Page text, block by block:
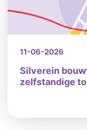
11-06-2026
Silverein
zelfstandige